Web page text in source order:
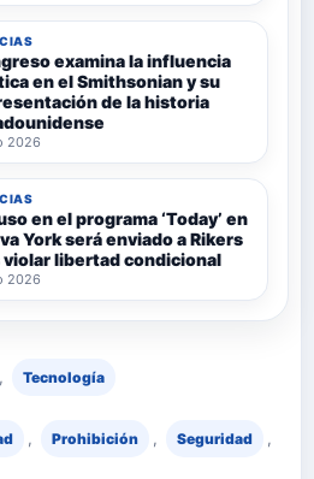
examina la influencia
en el Smithsonian y su
de la historia
2026
en el programa ‘Today’ en
York será enviado a Rikers
violar libertad condicional
2026
, Tecnología
, Prohibición , Seguridad ,